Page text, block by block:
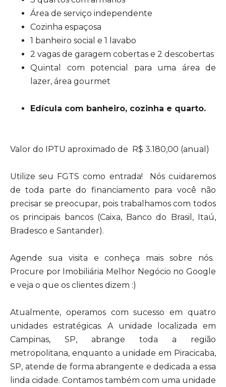
Área de serviço independente
Cozinha espaçosa
1 banheiro social e 1 lavabo
2 vagas de garagem cobertas e 2 descobertas
Quintal com potencial para uma área de
lazer, área gourmet
Edícula com banheiro, cozinha e quarto.
Valor do IPTU aproximado de R$ 3.180,00 (anual)
Utilize seu FGTS como entrada! Nós cuidaremos
de toda parte do financiamento para você não
precisar se preocupar, pois trabalhamos com todos
os principais bancos (Caixa, Banco do Brasil, Itaú,
Bradesco e Santander).
Agende sua visita e conheça mais sobre nós.
Procure por Imobiliária Melhor Negócio no Google
e veja o que os clientes dizem :)
Atualmente, operamos com sucesso em quatro
unidades estratégicas. A unidade localizada em
Campinas, SP, abrange toda a região
metropolitana, enquanto a unidade em Piracicaba,
SP, atende de forma abrangente e dedicada a essa
linda cidade. Contamos também com uma unidade